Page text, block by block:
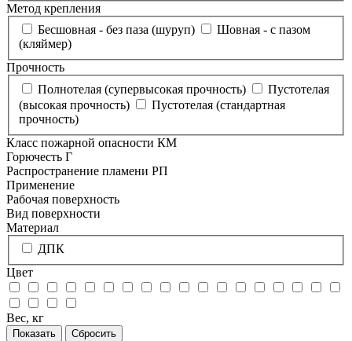
Метод крепления
Бесшовная - без паза (шуруп)
Шовная - с пазом
(кляймер)
Прочность
Полнотелая (супервысокая прочность)
Пустотелая
(высокая прочность)
Пустотелая (стандартная
прочность)
Класс пожарной опасности КМ
Горючесть Г
Распространение пламени РП
Применение
Рабочая поверхность
Вид поверхности
Материал
ДПК
Цвет
Вес, кг